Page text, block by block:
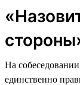
На собеседовании
единственно